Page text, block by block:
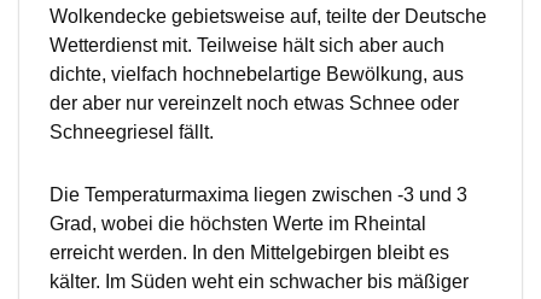
Wolkendecke gebietsweise auf, teilte der Deutsche
Wetterdienst mit. Teilweise hält sich aber auch
dichte, vielfach hochnebelartige Bewölkung, aus
der aber nur vereinzelt noch etwas Schnee oder
Schneegriesel fällt.
Die Temperaturmaxima liegen zwischen -3 und 3
Grad, wobei die höchsten Werte im Rheintal
erreicht werden. In den Mittelgebirgen bleibt es
kälter. Im Süden weht ein schwacher bis mäßiger